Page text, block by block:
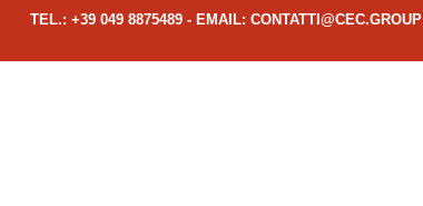
TEL.: +39 049 8875489 - EMAIL: CONTATTI@CEC.GROUP